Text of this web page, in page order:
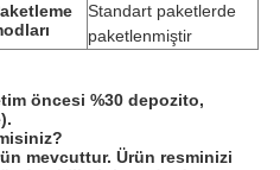
Standart paketlerde
paketlenmiştir
öncesi %30 depozito,
mevcuttur. Ürün resminizi